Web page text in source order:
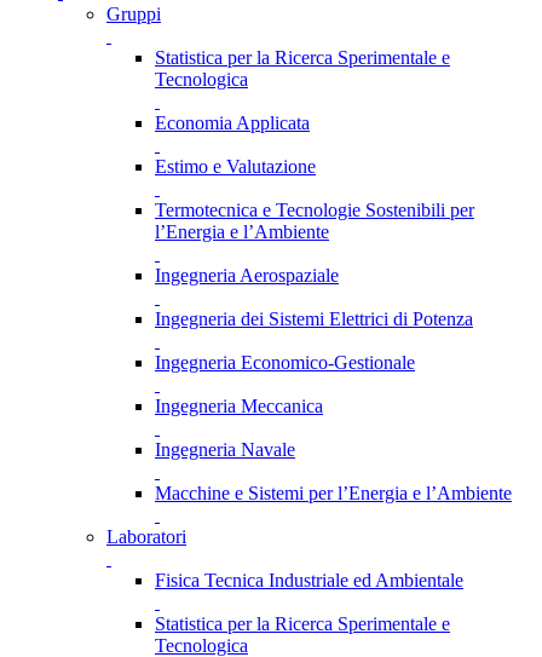
Gruppi
Statistica per la Ricerca Sperimentale e
Tecnologica
Economia Applicata
Estimo e Valutazione
Termotecnica e Tecnologie Sostenibili per
l’Energia e l’Ambiente
Ingegneria Aerospaziale
Ingegneria dei Sistemi Elettrici di Potenza
Ingegneria Economico-Gestionale
Ingegneria Meccanica
Ingegneria Navale
Macchine e Sistemi per l’Energia e l’Ambiente
Laboratori
Fisica Tecnica Industriale ed Ambientale
Statistica per la Ricerca Sperimentale e
Tecnologica